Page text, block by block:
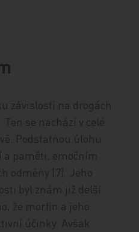
závislosti na drogách
se nachází v celé
Podstatnou úlohu
a paměti, emočním
odměny [7]. Jeho
byl znám již delší
že morfin a jeho
účinky. Avšak